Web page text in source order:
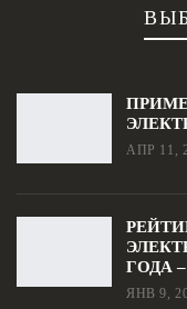
АПР 11,
ГОДА
ЯНВ 9,